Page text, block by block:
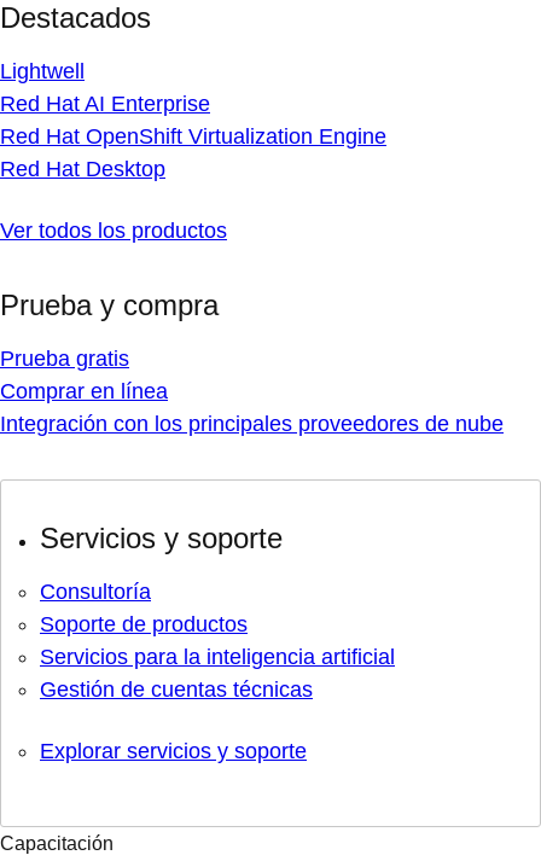
Destacados
Lightwell
Red Hat AI Enterprise
Red Hat OpenShift Virtualization Engine
Red Hat Desktop
Ver todos los productos
Prueba y compra
Prueba gratis
Comprar en línea
Integración con los principales proveedores de nube
Servicios y soporte
Consultoría
Soporte de productos
Servicios para la inteligencia artificial
Gestión de cuentas técnicas
Explorar servicios y soporte
Capacitación